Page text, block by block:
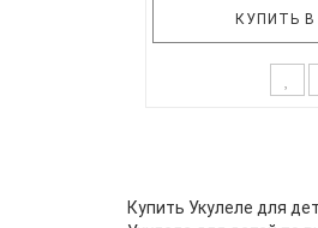
КУПИТЬ В
– soprano
Купить Укулеле для